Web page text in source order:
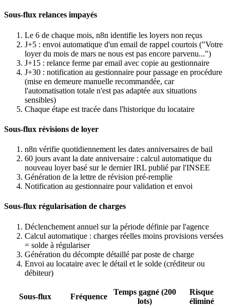
Sous-flux relances impayés
Le 6 de chaque mois, n8n identifie les loyers non reçus
J+5 : envoi automatique d'un email de rappel courtois ("Votre
loyer du mois de mars ne nous est pas encore parvenu...")
J+15 : relance ferme par email avec copie au gestionnaire
J+30 : notification au gestionnaire pour passage en procédure
(mise en demeure manuelle recommandée, car
l'automatisation totale n'est pas adaptée aux situations
sensibles)
Chaque étape est tracée dans l'historique du locataire
Sous-flux révisions de loyer
n8n vérifie quotidiennement les dates anniversaires de bail
60 jours avant la date anniversaire : calcul automatique du
nouveau loyer basé sur le dernier IRL publié par l'INSEE
Génération de la lettre de révision pré-remplie
Notification au gestionnaire pour validation et envoi
Sous-flux régularisation de charges
Déclenchement annuel sur la période définie par l'agence
Calcul automatique : charges réelles moins provisions versées
= solde à régulariser
Génération du décompte détaillé par poste de charge
Envoi au locataire avec le détail et le solde (créditeur ou
débiteur)
Sous-flux Fréquence
Temps gagné (200
lots)
Risque
éliminé